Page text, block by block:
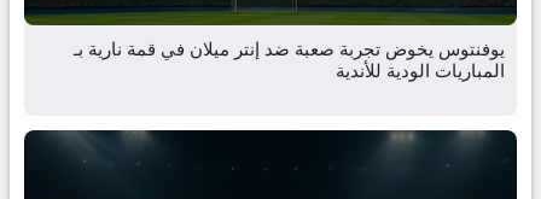
يوفنتوس يخوض تجربة صعبة ضد إنتر ميلان في قمة نارية بـ
المباريات الودية للأندية